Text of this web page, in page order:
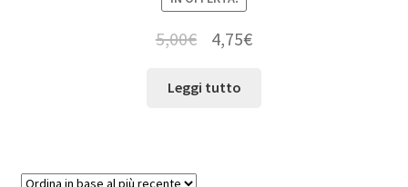
5,00€ 4,75€
Leggi tutto